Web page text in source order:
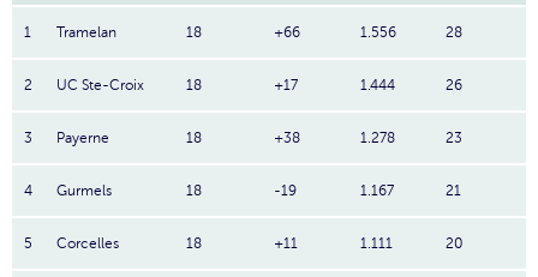
1 Tramelan 18 +66 1.556 28
2 UC Ste-Croix 18 +17 1.444 26
3 Payerne 18 +38 1.278 23
4 Gurmels 18 -19 1.167 21
5 Corcelles 18 +11 1.111 20